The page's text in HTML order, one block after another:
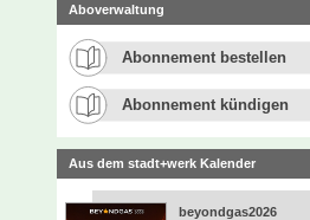
Aboverwaltung
Abonnement bestellen
Abonnement kündigen
Aus dem stadt+werk Kalender
beyondgas2026